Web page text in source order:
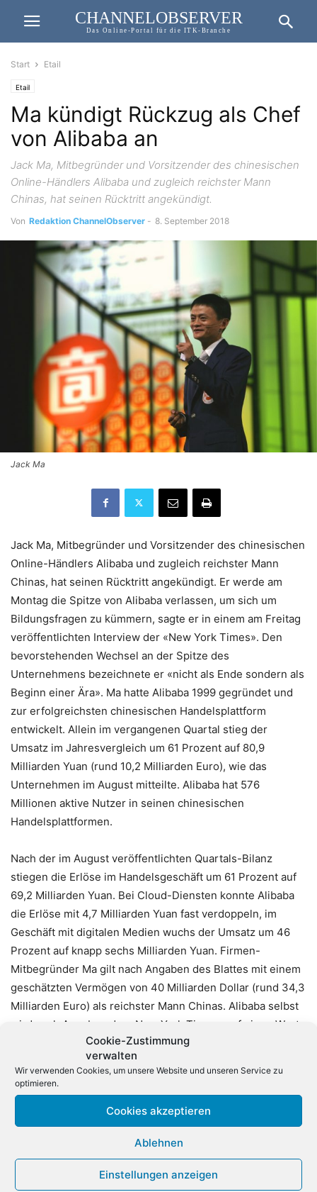
Cookie-Zustimmung
verwalten
Wir verwenden Cookies, um unsere Website und unseren Service zu
optimieren.
Cookies akzeptieren
Ablehnen
Einstellungen anzeigen
CHANNELOBSERVER
Das Online-Portal für die ITK-Branche
Start Etail
Etail
Ma kündigt Rückzug als Chef
von Alibaba an
Jack Ma, Mitbegründer und Vorsitzender des chinesischen
Online-Händlers Alibaba und zugleich reichster Mann
Chinas, hat seinen Rücktritt angekündigt.
Von Redaktion ChannelObserver - 8. September 2018
Jack Ma
Jack Ma, Mitbegründer und Vorsitzender des chinesischen
Online-Händlers Alibaba und zugleich reichster Mann
Chinas, hat seinen Rücktritt angekündigt. Er werde am
Montag die Spitze von Alibaba verlassen, um sich um
Bildungsfragen zu kümmern, sagte er in einem am Freitag
veröffentlichten Interview der «New York Times». Den
bevorstehenden Wechsel an der Spitze des
Unternehmens bezeichnete er «nicht als Ende sondern als
Beginn einer Ära». Ma hatte Alibaba 1999 gegründet und
zur erfolgreichsten chinesischen Handelsplattform
entwickelt. Allein im vergangenen Quartal stieg der
Umsatz im Jahresvergleich um 61 Prozent auf 80,9
Milliarden Yuan (rund 10,2 Milliarden Euro), wie das
Unternehmen im August mitteilte. Alibaba hat 576
Millionen aktive Nutzer in seinen chinesischen
Handelsplattformen.
Nach der im August veröffentlichten Quartals-Bilanz
stiegen die Erlöse im Handelsgeschäft um 61 Prozent auf
69,2 Milliarden Yuan. Bei Cloud-Diensten konnte Alibaba
die Erlöse mit 4,7 Milliarden Yuan fast verdoppeln, im
Geschäft mit digitalen Medien wuchs der Umsatz um 46
Prozent auf knapp sechs Milliarden Yuan. Firmen-
Mitbegründer Ma gilt nach Angaben des Blattes mit einem
geschätzten Vermögen von 40 Milliarden Dollar (rund 34,3
Milliarden Euro) als reichster Mann Chinas. Alibaba selbst
wird nach Angaben der «New York Times» auf einen Wert
von 420 Milliarden Dollar (361 Milliarden Euro) geschätzt.
Vorheriger Artikel Nächster Artikel